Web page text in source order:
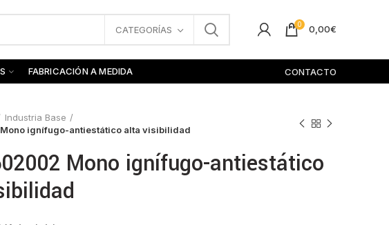
CATEGORÍAS 0 0,00€
FABRICACIÓN A MEDIDA CONTACTO
Industria Base
ignífugo-antiestático alta visibilidad
Mono ignífugo-antiestático